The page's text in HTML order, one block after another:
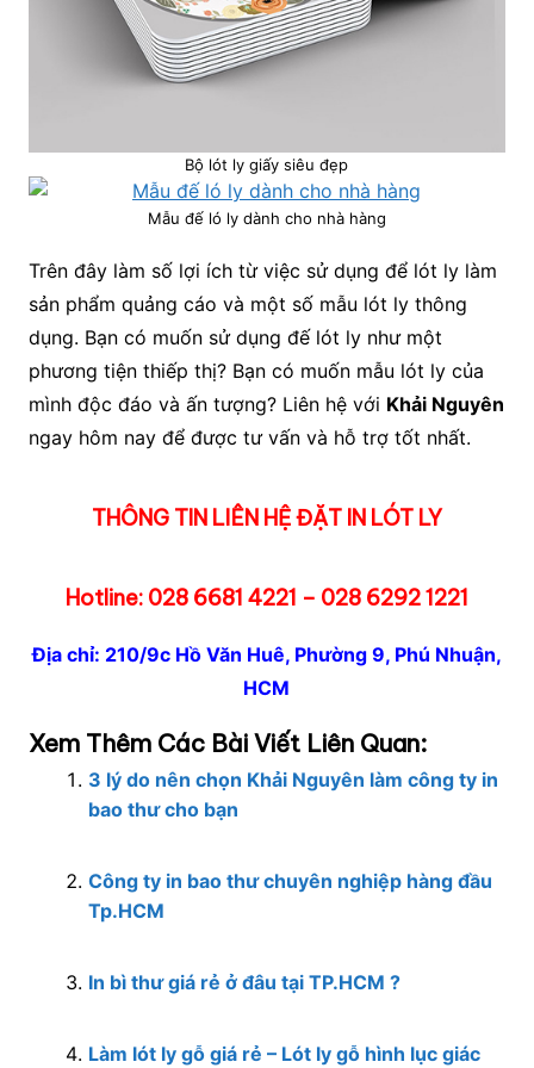
Bộ lót ly giấy siêu đẹp
Mẫu đế ló ly dành cho nhà hàng
Trên đây làm số lợi ích từ việc sử dụng để lót ly làm
sản phẩm quảng cáo và một số mẫu lót ly thông
dụng. Bạn có muốn sử dụng đế lót ly như một
phương tiện thiếp thị? Bạn có muốn mẫu lót ly của
mình độc đáo và ấn tượng? Liên hệ với Khải Nguyên
ngay hôm nay để được tư vấn và hỗ trợ tốt nhất.
THÔNG TIN LIÊN HỆ ĐẶT IN LÓT LY
Hotline: 028 6681 4221 – 028 6292 1221
Địa chỉ: 210/9c Hồ Văn Huê, Phường 9, Phú Nhuận,
HCM
Xem Thêm Các Bài Viết Liên Quan:
3 lý do nên chọn Khải Nguyên làm công ty in
bao thư cho bạn
Công ty in bao thư chuyên nghiệp hàng đầu
Tp.HCM
In bì thư giá rẻ ở đâu tại TP.HCM ?
Làm lót ly gỗ giá rẻ – Lót ly gỗ hình lục giác